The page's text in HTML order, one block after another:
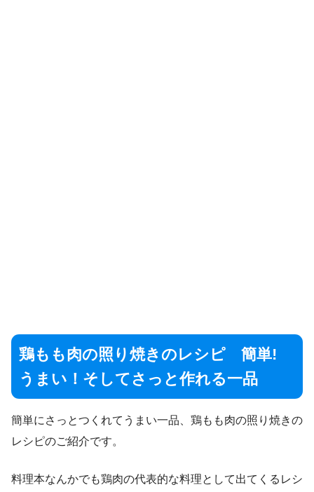
鶏もも肉の照り焼きのレシピ 簡単!
うまい！そしてさっと作れる一品
簡単にさっとつくれてうまい一品、鶏もも肉の照り焼きの
レシピのご紹介です。
料理本なんかでも鶏肉の代表的な料理として出てくるレシ